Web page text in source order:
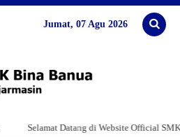
Jumat, 07 Agu 2026
Selamat Datang di Website Official SMK